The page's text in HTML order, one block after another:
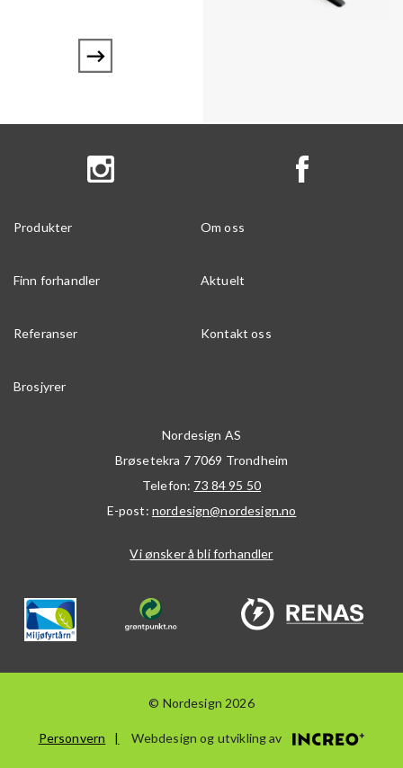
Produkter Om oss
Finn forhandler Aktuelt
Referanser Kontakt oss
Brosjyrer
Nordesign AS
Brøsetekra 7 7069 Trondheim
Telefon: 73 84 95 50
E-post: nordesign@nordesign.no
Vi ønsker å bli forhandler
© Nordesign 2026
Personvern Webdesign og utvikling av